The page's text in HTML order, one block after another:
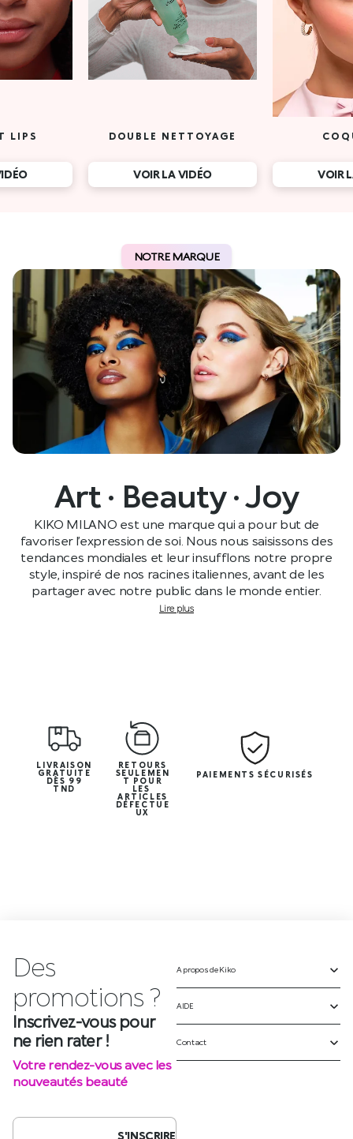
LIPS DOUBLE NETTOYAGE
VOIR LA VIDÉO VOIR
NOTRE MARQUE
Art · Beauty · Joy
KIKO MILANO est une marque qui a pour but de
favoriser l’expression de soi. Nous nous saisissons des
tendances mondiales et leur insufflons notre propre
style, inspiré de nos racines italiennes, avant de les
partager avec notre public dans le monde entier.
Lire plus
LIVRAISON
GRATUITE
DÈS 99
TND
RETOURS
SEULEMEN
T POUR
LES
ARTICLES
DÉFECTUE
UX
PAIEMENTS SÉCURISÉS
Des
Inscrivez-vous pour
ne rien rater !
Votre rendez-vous avec les
nouveautés beauté
A propos de Kiko
AIDE
Contact
SUIVEZ-NOUS SUR